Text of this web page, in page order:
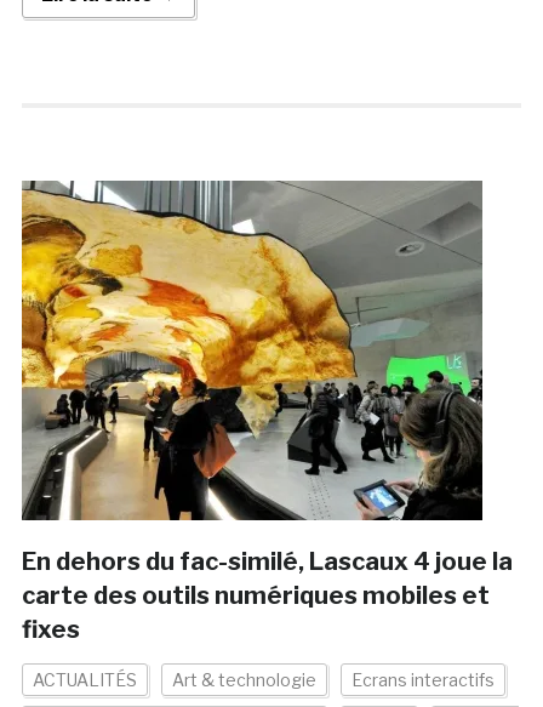
En dehors du fac-similé, Lascaux 4 joue la
carte des outils numériques mobiles et
fixes
ACTUALITÉS Art & technologie Ecrans interactifs